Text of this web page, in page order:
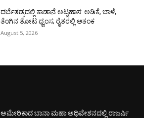
ದರ್ಬೆತಡ್ಕದಲ್ಲಿ ಕಾಡಾನೆ ಅಟ್ಟಹಾಸ: ಅಡಿಕೆ, ಬಾಳೆ,
ತೆಂಗಿನ ತೋಟ ಧ್ವಂಸ; ರೈತರಲ್ಲಿ ಆತಂಕ
August 5, 2026
ಅಮೇರಿಕಾದ ಬಾನಾ ಮಹಾ ಅಧಿವೇಶನದಲ್ಲಿ ರಾಜರ್ಷಿ